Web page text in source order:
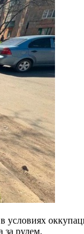
за рулем.